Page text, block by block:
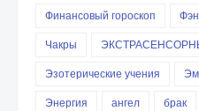
Финансовый гороскоп
Чакры
Эзотерические учения
Энергия
ангел брак